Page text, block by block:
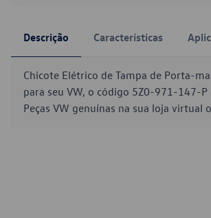
Descrição Características
Chicote Elétrico de Tampa de Porta-
para seu VW, o código 5Z0-971-147-P
Peças VW genuínas na sua loja virtual